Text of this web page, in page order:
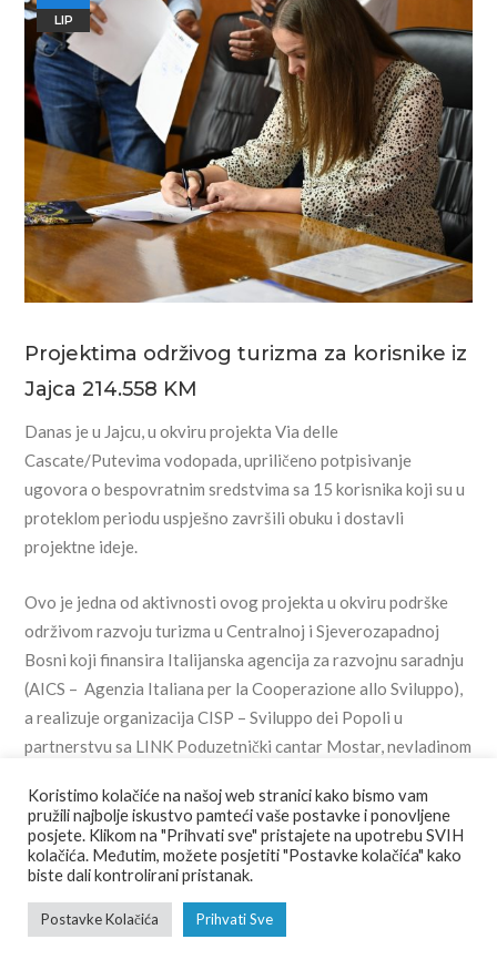
LIP
Projektima održivog turizma za korisnike iz
Jajca 214.558 KM
Danas je u Jajcu, u okviru projekta Via delle
Cascate/Putevima vodopada, upriličeno potpisivanje
ugovora o bespovratnim sredstvima sa 15 korisnika koji su u
proteklom periodu uspješno završili obuku i dostavli
projektne ideje.
Ovo je jedna od aktivnosti ovog projekta u okviru podrške
održivom razvoju turizma u Centralnoj i Sjeverozapadnoj
Bosni koji finansira Italijanska agencija za razvojnu saradnju
(AICS – Agenzia Italiana per la Cooperazione allo Sviluppo),
a realizuje organizacija CISP – Sviluppo dei Popoli u
partnerstvu sa LINK Poduzetnički cantar Mostar, nevladinom
d’Italia. Punu podršku realizaciji projekta pružili su Općina
Jajce, JU Agencija za kulturno-povijesnu i prirodnu baštinu i
razvoj turističkih potencijala grada Jajca i Turistička
Koristimo kolačiće na našoj web stranici kako bismo vam
pružili najbolje iskustvo pamteći vaše postavke i ponovljene
posjete. Klikom na "Prihvati sve" pristajete na upotrebu SVIH
kolačića. Međutim, možete posjetiti "Postavke kolačića" kako
biste dali kontrolirani pristanak.
Postavke Kolačića Prihvati Sve